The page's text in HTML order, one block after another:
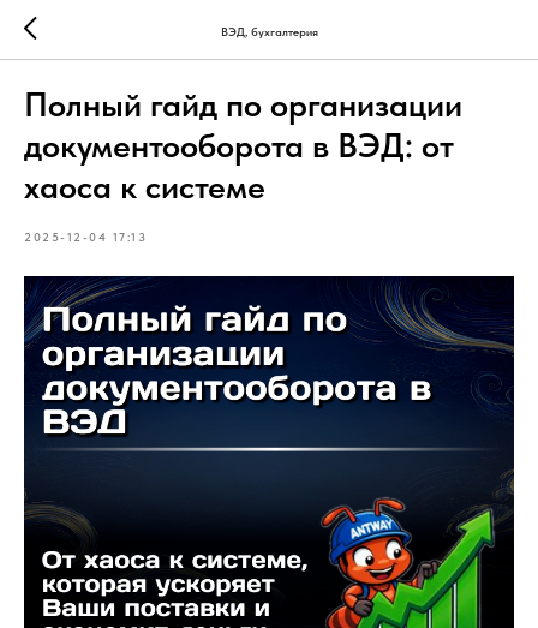
ВЭД, бухгалтерия
Полный гайд по организации
документооборота в ВЭД: от
хаоса к системе
2025-12-04 17:13